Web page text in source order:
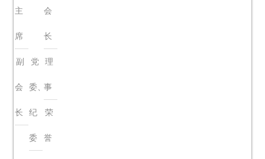
主
席
会
长
副
会
长
党
委、
纪
委
理
事
荣
誉